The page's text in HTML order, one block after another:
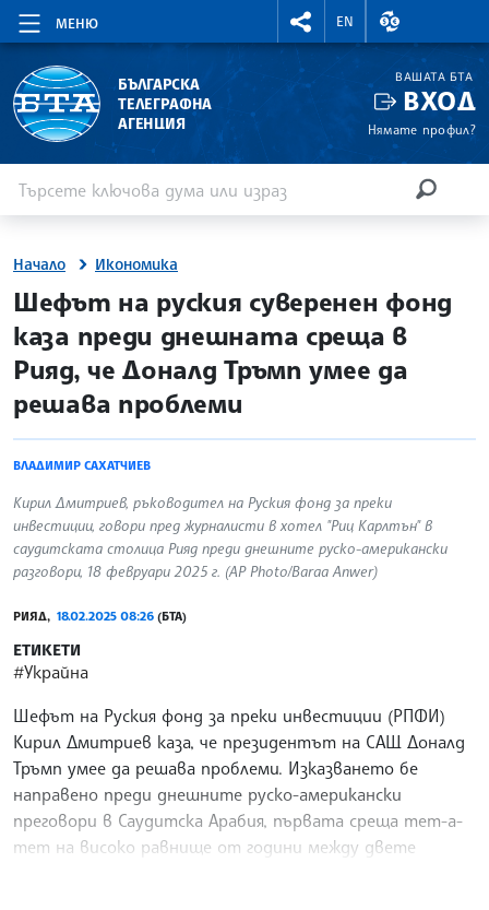
МЕНЮ
RIGHTMENU.SOCIAL
EN
ВАЛУТНИ
БЪЛГАРСКА
ТЕЛЕГРАФНА
АГЕНЦИЯ
ВАШАТА БТА
ВХОД
Нямате профил?
Начало Икономика
site.bta
Шефът на руския суверенен фонд
каза преди днешната среща в
Рияд, че Доналд Тръмп умее да
решава проблеми
ВЛАДИМИР САХАТЧИЕВ
Кирил Дмитриев, ръководител на Руския фонд за преки
инвестиции, говори пред журналисти в хотел "Риц Карлтън" в
саудитската столица Рияд преди днешните руско-американски
разговори, 18 февруари 2025 г. (AP Photo/Baraa Anwer)
РИЯД, 18.02.2025 08:26 (БТА)
ЕТИКЕТИ
#Украйна
Шефът на Руския фонд за преки инвестиции (РПФИ)
Кирил Дмитриев каза, че президентът на САЩ Доналд
Тръмп умее да решава проблеми. Изказването бе
направено преди днешните руско-американски
преговори в Саудитска Арабия, първата среща тет-а-
тет на високо равнище от години между двете